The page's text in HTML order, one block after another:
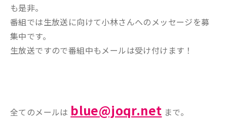
も是非。
番組では生放送に向けて小林さんへのメッセージを募
集中です。
生放送ですので番組中もメールは受け付けます！
全てのメールは blue@joqr.net まで。